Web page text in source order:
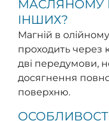
МАСЛЯНОМУ
ІНШИХ?
Магній в
проходить через
дві передумови,
досягнення
поверхню.